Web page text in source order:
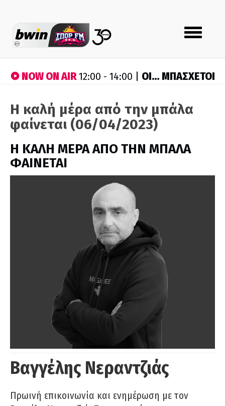
Toggle
navigation
NOW ON AIR12:00 - 14:00 | ΟΙ… ΜΠΑΣΧΕΤΟΙ
Η καλή μέρα από την μπάλα
φαίνεται (06/04/2023)
H ΚΑΛΗ ΜΕΡΑ ΑΠΟ ΤΗΝ ΜΠΑΛΑ
ΦΑΙΝΕΤΑΙ
Βαγγέλης Νεραντζιάς
Πρωινή επικοινωνία και ενημέρωση με τον